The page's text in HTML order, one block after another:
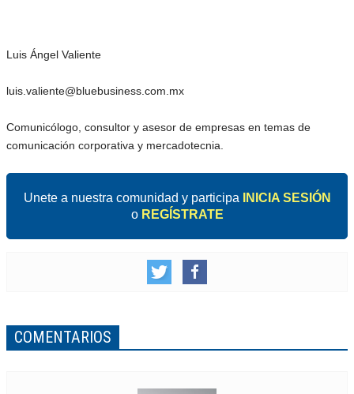
Luis Ángel Valiente
luis.valiente@bluebusiness.com.mx
Comunicólogo, consultor y asesor de empresas en temas de
comunicación corporativa y mercadotecnia.
Unete a nuestra comunidad y participa
INICIA SESIÓN
o REGÍSTRATE
COMENTARIOS